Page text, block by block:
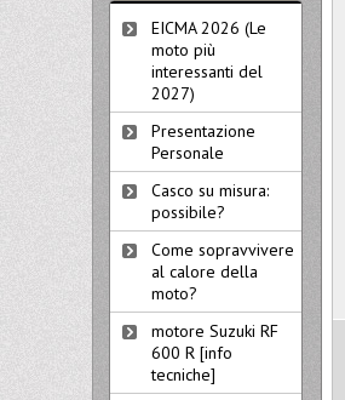
EICMA 2026 (Le
moto più
interessanti del
2027)
Presentazione
Personale
Casco su misura:
possibile?
Come sopravvivere
al calore della
moto?
motore Suzuki RF
600 R [info
tecniche]